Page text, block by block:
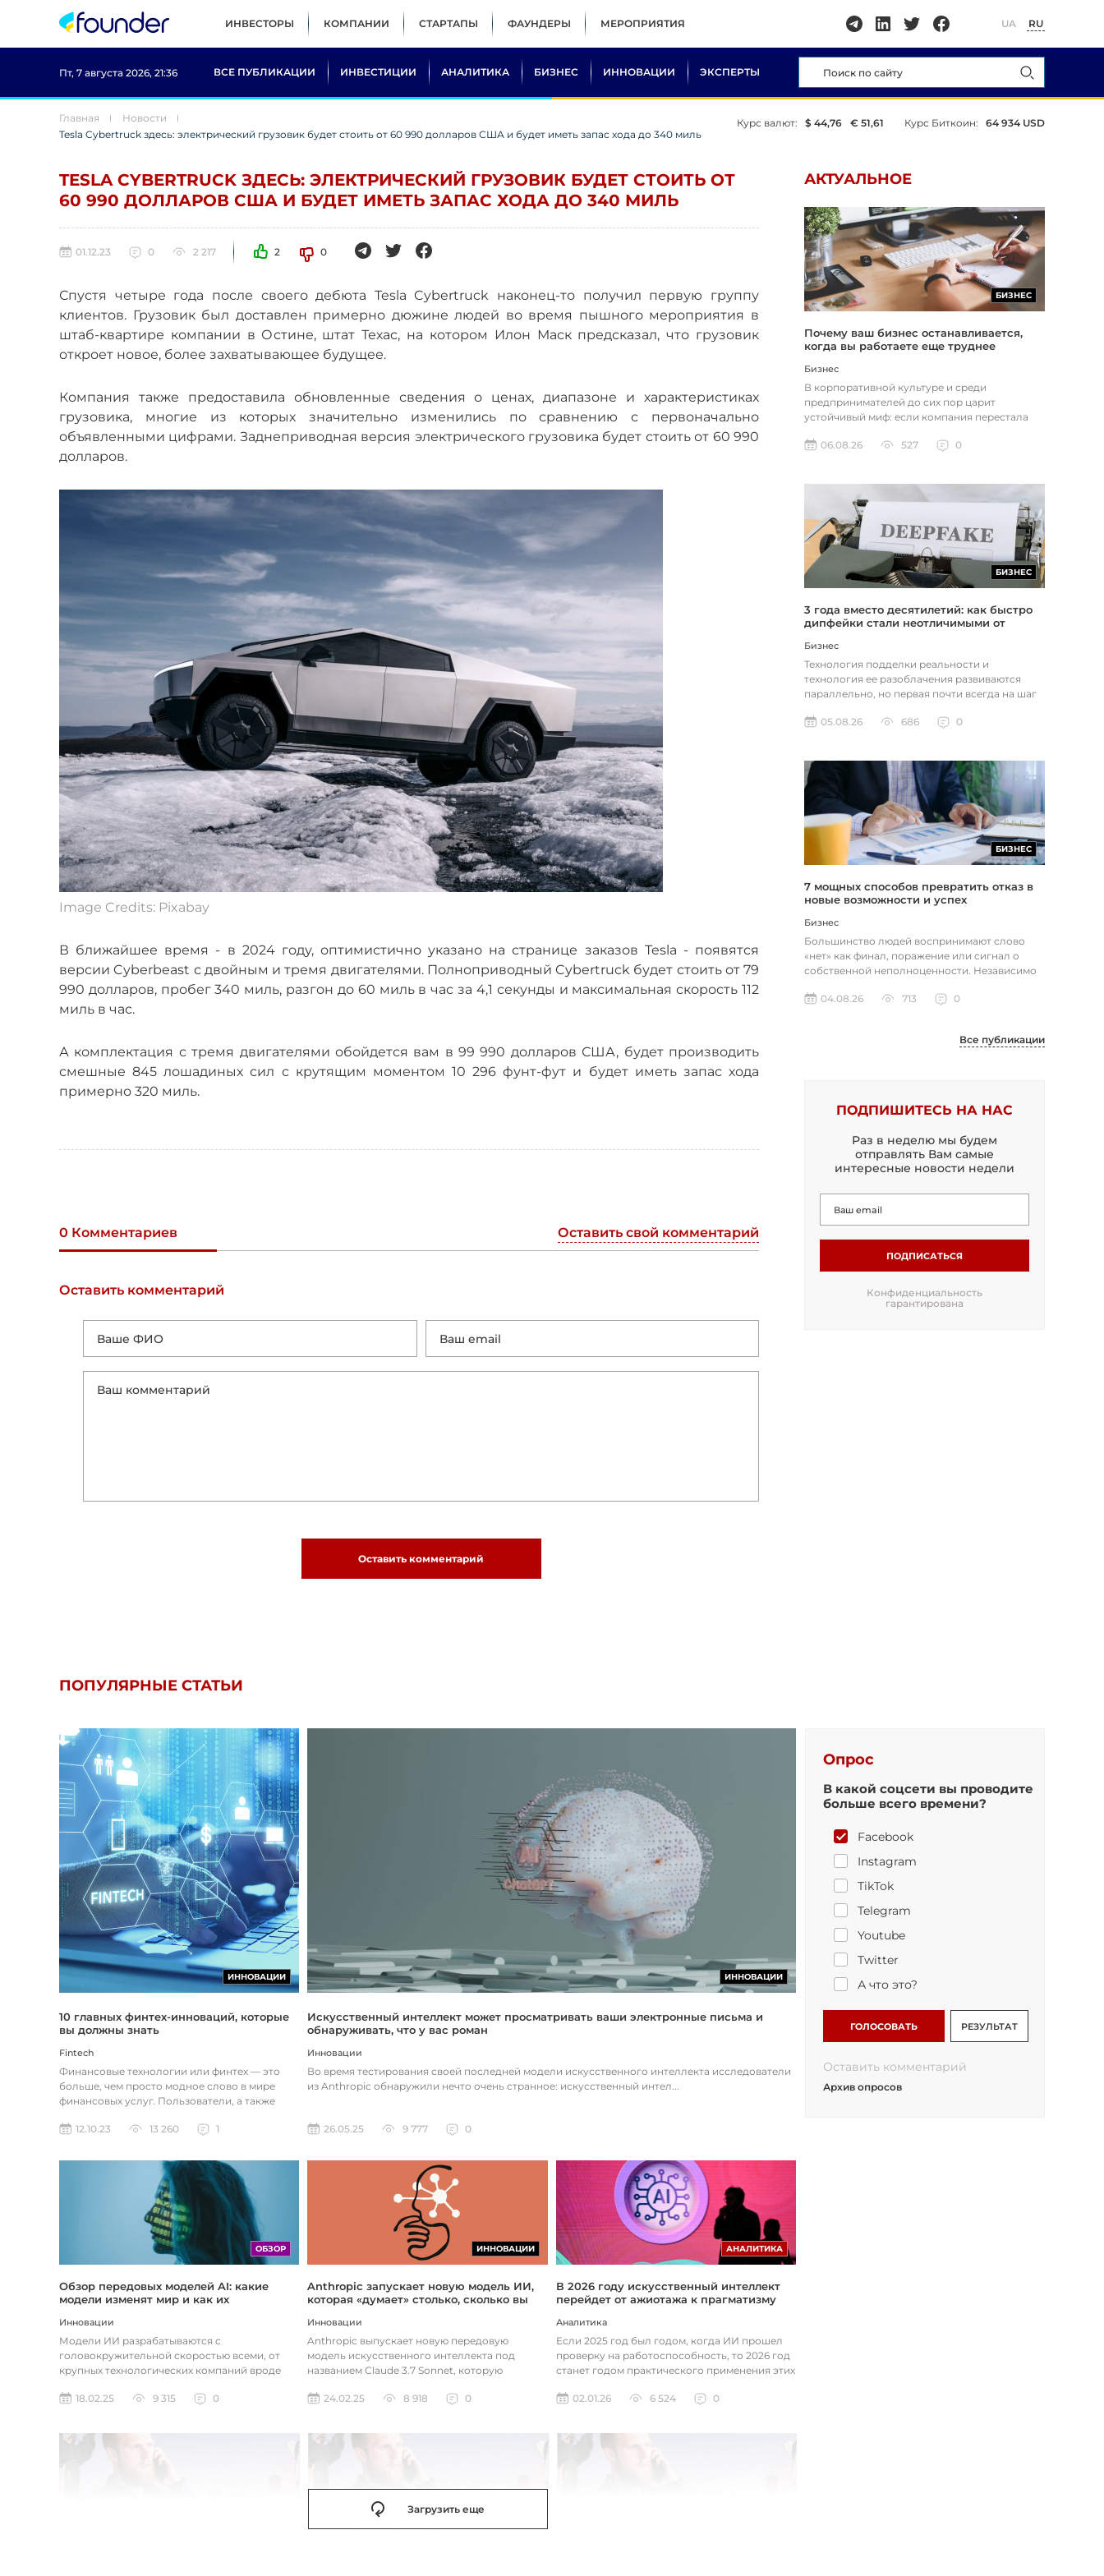
ИНВЕСТОРЫ КОМПАНИИ СТАРТАПЫ ФАУНДЕРЫ МЕРОПРИЯТИЯ UA RU
Пт, 7 августа 2026, 21:36 ВСЕ ПУБЛИКАЦИИ ИНВЕСТИЦИИ АНАЛИТИКА БИЗНЕС ИННОВАЦИИ ЭКСПЕРТЫ
Главная
Новости
Tesla Cybertruck здесь: электрический грузовик будет стоить от 60 990 долларов США и будет иметь запас хода до 340 миль
Курс валют: $ 44,76 € 51,61 Курс Биткоин: 64 934 USD
TESLA CYBERTRUCK ЗДЕСЬ: ЭЛЕКТРИЧЕСКИЙ ГРУЗОВИК БУДЕТ СТОИТЬ ОТ
60 990 ДОЛЛАРОВ США И БУДЕТ ИМЕТЬ ЗАПАС ХОДА ДО 340 МИЛЬ
01.12.23 0 2 217 2 0
Спустя четыре года после своего дебюта Tesla Cybertruck наконец-то получил первую группу
клиентов. Грузовик был доставлен примерно дюжине людей во время пышного мероприятия в
штаб-квартире компании в Остине, штат Техас, на котором Илон Маск предсказал, что грузовик
откроет новое, более захватывающее будущее.
Компания также предоставила обновленные сведения о ценах, диапазоне и характеристиках
грузовика, многие из которых значительно изменились по сравнению с первоначально
объявленными цифрами. Заднеприводная версия электрического грузовика будет стоить от 60 990
долларов.
Image Credits: Pixabay
В ближайшее время - в 2024 году, оптимистично указано на странице заказов Tesla - появятся
версии Cyberbeast с двойным и тремя двигателями. Полноприводный Cybertruck будет стоить от 79
990 долларов, пробег 340 миль, разгон до 60 миль в час за 4,1 секунды и максимальная скорость 112
миль в час.
А комплектация с тремя двигателями обойдется вам в 99 990 долларов США, будет производить
смешные 845 лошадиных сил с крутящим моментом 10 296 фунт-фут и будет иметь запас хода
примерно 320 миль.
0 Комментариев Оставить свой комментарий
Оставить комментарий
Оставить комментарий
АКТУАЛЬНОЕ
БИЗНЕС
Почему ваш бизнес останавливается,
когда вы работаете еще труднее
Бизнес
В корпоративной культуре и среди
предпринимателей до сих пор царит
устойчивый миф: если компания перестала
пр...06.08.26 527 0
БИЗНЕС
3 года вместо десятилетий: как быстро
дипфейки стали неотличимыми от
Бизнес
Технология подделки реальности и
технология ее разоблачения развиваются
параллельно, но первая почти всегда на шаг
05.08.26
686 0
БИЗНЕС
7 мощных способов превратить отказ в
новые возможности и успех
Бизнес
Большинство людей воспринимают слово
«нет» как финал, поражение или сигнал о
собственной неполноценности. Независимо
04.08.26
713 0
Все публикации
ПОДПИШИТЕСЬ НА НАС
Раз в неделю мы будем
отправлять Вам самые
интересные новости недели
ПОДПИСАТЬСЯ
Конфиденциальность
гарантирована
ПОПУЛЯРНЫЕ СТАТЬИ
ИННОВАЦИИ
10 главных финтех-инноваций, которые
вы должны знать
Fintech
Финансовые технологии или финтех — это
больше, чем просто модное слово в мире
финансовых услуг. Пользователи, а также
12.10.23
13 260 1
ИННОВАЦИИ
Искусственный интеллект может просматривать ваши электронные письма и
обнаруживать, что у вас роман
Инновации
Во время тестирования своей последней модели искусственного интеллекта исследователи
из Anthropic обнаружили нечто очень странное: искусственный интел...
26.05.25 9 777 0
ОБЗОР
Обзор передовых моделей AI: какие
модели изменят мир и как их
Инновации
Модели ИИ разрабатываются с
головокружительной скоростью всеми, от
крупных технологических компаний вроде
Anthropic...
18.02.25 9 315 0
ИННОВАЦИИ
Anthropic запускает новую модель ИИ,
которая «думает» столько, сколько вы
Инновации
Anthropic выпускает новую передовую
модель искусственного интеллекта под
названием Claude 3.7 Sonnet, которую
24.02.25
8 918 0
АНАЛИТИКА
В 2026 году искусственный интеллект
перейдет от ажиотажа к прагматизму
Аналитика
Если 2025 год был годом, когда ИИ прошел
проверку на работоспособность, то 2026 год
станет годом практического применения этих
02.01.26
6 524 0
Загрузить еще
Опрос
В какой соцсети вы проводите
больше всего времени?
Facebook
Instagram
TikTok
Telegram
Youtube
Twitter
А что это?
ГОЛОСОВАТЬ РЕЗУЛЬТАТ
Оставить комментарий
Архив опросов